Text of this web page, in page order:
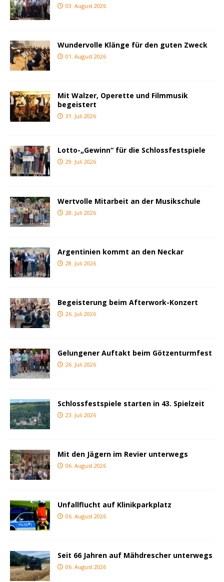
03. August 2026
Wundervolle Klänge für den guten Zweck
01. August 2026
Mit Walzer, Operette und Filmmusik
begeistert
31. Juli 2026
Lotto-„Gewinn“ für die Schlossfestspiele
29. Juli 2026
Wertvolle Mitarbeit an der Musikschule
28. Juli 2026
Argentinien kommt an den Neckar
28. Juli 2026
Begeisterung beim Afterwork-Konzert
26. Juli 2026
Gelungener Auftakt beim Götzenturmfest
26. Juli 2026
Schlossfestspiele starten in 43. Spielzeit
23. Juli 2026
Mit den Jägern im Revier unterwegs
06. August 2026
Unfallflucht auf Klinikparkplatz
06. August 2026
Seit 66 Jahren auf Mähdrescher unterwegs
06. August 2026